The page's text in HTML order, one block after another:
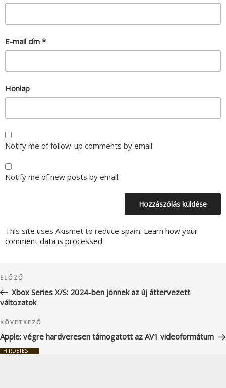
E-mail cím *
Honlap
Notify me of follow-up comments by email.
Notify me of new posts by email.
This site uses Akismet to reduce spam. Learn how your
comment data is processed.
navigáció
Korábbi
bejegyzés
ELŐZŐ
Xbox Series X/S: 2024-ben jönnek az új áttervezett
változatok
Következő
bejegyzés
KÖVETKEZŐ
Apple: végre hardveresen támogatott az AV1 videoformátum
HIRDETÉS